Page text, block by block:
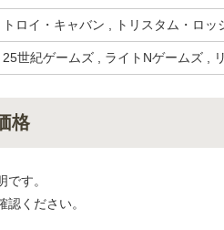
トロイ・キャバン , トリスタム・ロッ
25世紀ゲームズ , ライトNゲームズ ,
格
す。
ください。